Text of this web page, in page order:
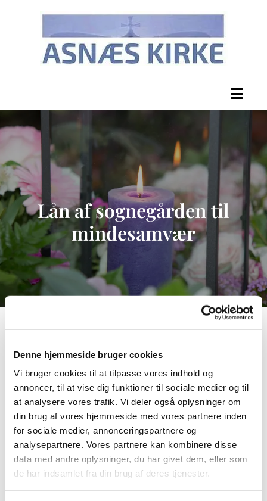
Denne hjemmeside bruger cookies
Vi bruger cookies til at tilpasse vores indhold og
annoncer, til at vise dig funktioner til sociale medier og til
at analysere vores trafik. Vi deler også oplysninger om
din brug af vores hjemmeside med vores partnere inden
for sociale medier, annonceringspartnere og
analysepartnere. Vores partnere kan kombinere disse
data med andre oplysninger, du har givet dem, eller som
de har indsamlet fra din brug af deres tjenester.
Lån af sognegården til
mindesamvær
Det er muligt at leje sognegården til samvær i
Kirke. Sognegården ligger ved kirken, og salen kan
rumme max. 70 gæster. Lokalet lejes inkl.
traktement, borddækning og oprydning.
Prisen beregnes pr. kuvertog man betaler som
minimum for det antal kuverter, som er bestilt på
forhånd.
For information om priser og for bestilling: